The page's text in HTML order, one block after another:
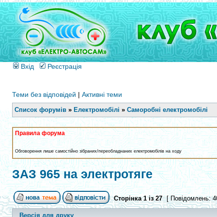
Вхід Реєстрація
Теми без відповідей | Активні теми
Список форумів » Електромобілі » Саморобні електромобілі
Правила форума
Обговорення лише самостійно зібраних/переобладнаних електромобілів на ходу
ЗАЗ 965 на электротяге
Сторінка1із27 [ Повідомлень:
Версія для друку